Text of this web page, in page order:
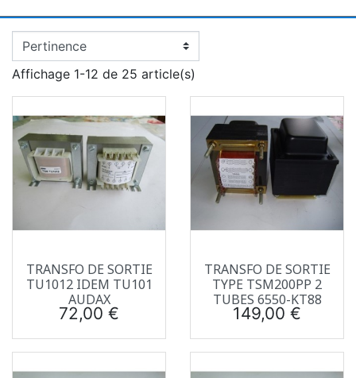
Affichage 1-12 de 25 article(s)
TRANSFO DE SORTIE
TU1012 IDEM TU101
AUDAX
Prix
72,00 €
TRANSFO DE SORTIE
TYPE TSM200PP 2
TUBES 6550-KT88
Prix
149,00 €